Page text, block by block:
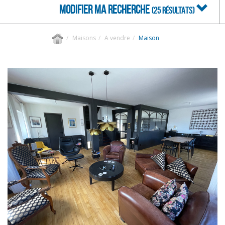
MODIFIER MA RECHERCHE (25 RÉSULTATS)
Maisons A vendre Maison